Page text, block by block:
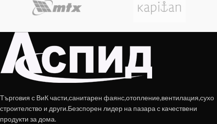
Търговия с ВиК части,санитарен фаянс,отопление,вентилация,сухо
строителство и други.Безспорен лидер на пазара с качествени
продукти за дома.